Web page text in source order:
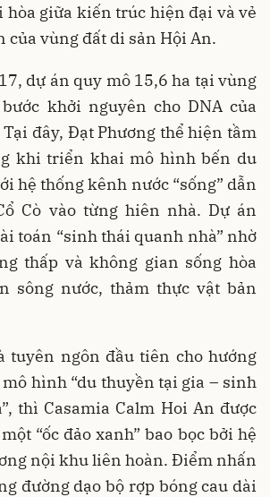
hòa giữa kiến trúc hiện đại và vẻ
của vùng đất di sản Hội An.
dự án quy mô 15,6 ha tại vùng
khởi nguyên cho DNA của
đây, Đạt Phương thể hiện tầm
khi triển khai mô hình bến du
hệ thống kênh nước “sống” dẫn
Cò vào từng hiên nhà. Dự án
toán “sinh thái quanh nhà” nhờ
thấp và không gian sống hòa
sông nước, thảm thực vật bản
tuyên ngôn đầu tiên cho hướng
hình “du thuyền tại gia – sinh
thì Casamia Calm Hoi An được
“ốc đảo xanh” bao bọc bởi hệ
nội khu liên hoàn. Điểm nhấn
đường dạo bộ rợp bóng cau dài